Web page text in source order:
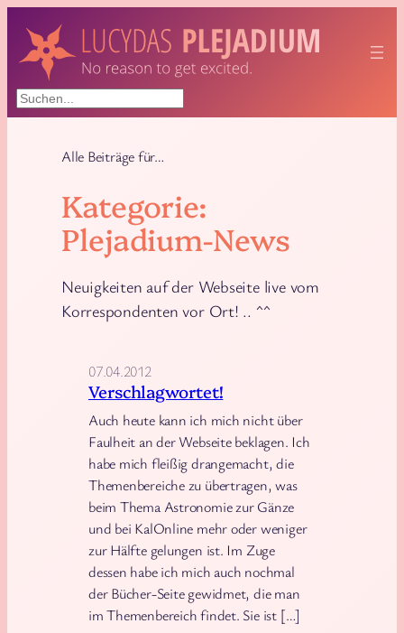
Inhalt
springen
Suchen
Alle Beiträge für…
Kategorie:
Plejadium-News
Neuigkeiten auf der Webseite live vom
Korrespondenten vor Ort! .. ^^
07.04.2012
Verschlagwortet!
Auch heute kann ich mich nicht über
Faulheit an der Webseite beklagen. Ich
habe mich fleißig drangemacht, die
Themenbereiche zu übertragen, was
beim Thema Astronomie zur Gänze
und bei KalOnline mehr oder weniger
zur Hälfte gelungen ist. Im Zuge
dessen habe ich mich auch nochmal
der Bücher-Seite gewidmet, die man
im Themenbereich findet. Sie ist […]